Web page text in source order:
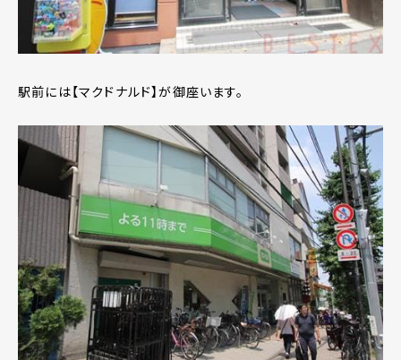
駅前には【マクドナルド】が御座います。